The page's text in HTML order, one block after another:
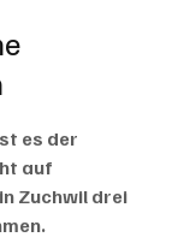
es der
auf
Zuchwil drei